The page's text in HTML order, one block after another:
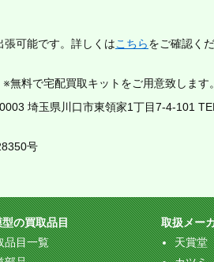
可能です。詳しくはこちらをご確認く
料で宅配買取キットをご用意致します。
埼玉県川口市東領家1丁目7-4-101
号
型の買取品目
品目一覧
取扱メー
天賞堂